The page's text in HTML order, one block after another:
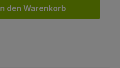
oder benutze die Schaltflächen
den Warenkorb